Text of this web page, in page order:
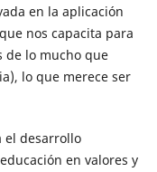
en la aplicación
nos capacita para
de lo mucho que
lo que merece ser
el desarrollo
en valores y